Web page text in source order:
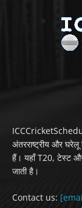
अंतरराष्ट्रीय और
हैं। यहाँ T20, टेस्ट और
जाती है।
Contact us: